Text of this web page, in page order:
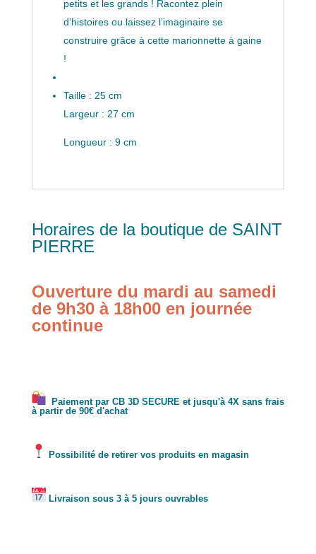
petits et les grands ! Racontez plein
d’histoires ou laissez l’imaginaire se
construire grâce à cette marionnette à gaine
!
Taille : 25 cm
Largeur : 27 cm
Longueur : 9 cm
Horaires de la boutique de SAINT
PIERRE
Ouverture du mardi au samedi
de 9h30 à 18h00 en journée
continue
Paiement par CB 3D SECURE et jusqu'à 4X sans frais
à partir de 90€ d'achat
Possibilité de retirer vos produits en magasin
Livraison sous 3 à 5 jours ouvrables